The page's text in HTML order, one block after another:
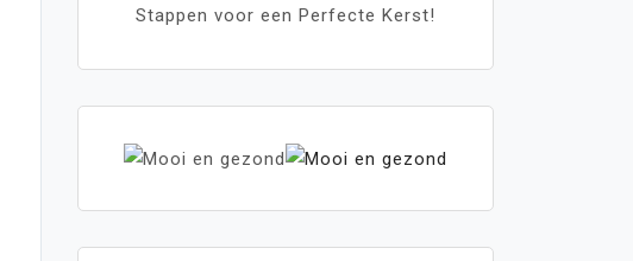
Stappen voor een Perfecte Kerst!